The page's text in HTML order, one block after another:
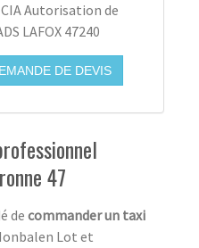
Autorisation de
LAFOX 47240
DE DEVIS
47
de commander un taxi
Lot et